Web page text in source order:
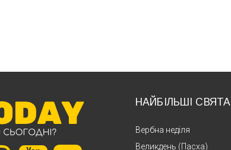
НАЙБІЛЬШІ СВЯТА
Вербна неділя
Великдень (Пасха)